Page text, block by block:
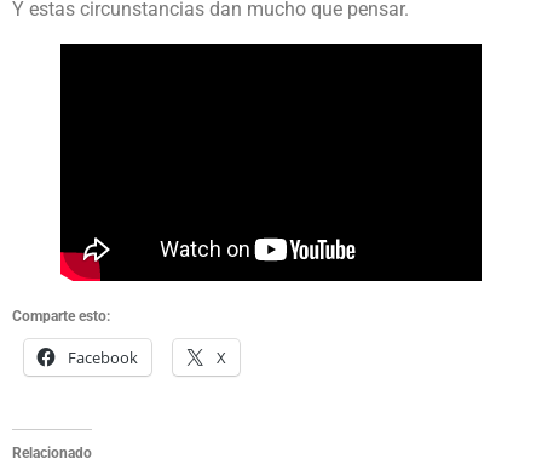
Y estas circunstancias dan mucho que pensar.
Comparte esto:
Facebook X
Relacionado